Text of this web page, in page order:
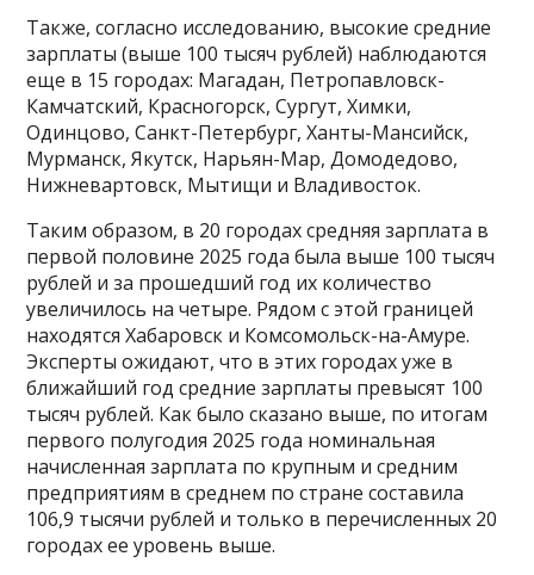
Также, согласно исследованию, высокие средние
зарплаты (выше 100 тысяч рублей) наблюдаются
еще в 15 городах: Магадан, Петропавловск-
Камчатский, Красногорск, Сургут, Химки,
Одинцово, Санкт-Петербург, Ханты-Мансийск,
Мурманск, Якутск, Нарьян-Мар, Домодедово,
Нижневартовск, Мытищи и Владивосток.
Таким образом, в 20 городах средняя зарплата в
первой половине 2025 года была выше 100 тысяч
рублей и за прошедший год их количество
увеличилось на четыре. Рядом с этой границей
находятся Хабаровск и Комсомольск-на-Амуре.
Эксперты ожидают, что в этих городах уже в
ближайший год средние зарплаты превысят 100
тысяч рублей. Как было сказано выше, по итогам
первого полугодия 2025 года номинальная
начисленная зарплата по крупным и средним
предприятиям в среднем по стране составила
106,9 тысячи рублей и только в перечисленных 20
городах ее уровень выше.